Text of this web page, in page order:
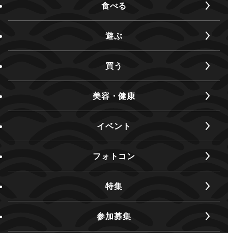
食べる
遊ぶ
買う
美容・健康
イベント
フォトコン
特集
参加募集